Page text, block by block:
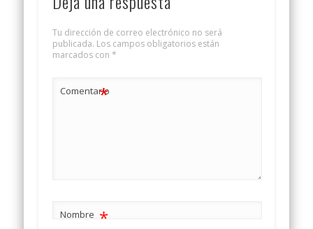
Tu dirección de correo electrónico no será
publicada. Los campos obligatorios están
marcados con *
Comentario
*
Nombre *